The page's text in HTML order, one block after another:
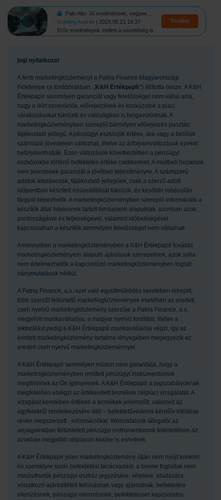
Palo Alto: Jó eredmények, vegyes fogadtatás
Krahling András | 2025.05.21 16:37
Erős eredmények mellett a vezetőség is emelt a várakozásain
Tovább
jogi nyilatkozat
A fenti marketingközleményt a Patria Finance Magyarországi
Fióktelepe (a továbbiakban: „ K&H Értékpapír”) állította össze. A K&H
Értékpapír semmilyen garanciát vagy felelősséget nem vállal arra,
hogy a leírt szcenáriók, előrejelzések és kockázatok a piaci
várakozásokat tükrözik és valóságban is beigazolódnak. A
marketingközleményben szereplő bármilyen előrejelzés pusztán
tájékoztató jellegű. A pénzügyi eszközök értéke, ára vagy a belőlük
származó jövedelem változhat, illetve az árfolyamváltozások ezeket
befolyásolhatják. Ezen változások következtében a pénzügyi
eszközökbe történő befektetés értéke csökkenhet. A múltbeli hozamok
nem jelentenek garanciát a jövőbeli teljesítményre. A számszerű
adatok általánosak, tájékoztató jellegűek, csak a szerző adott
időpontban készített összeállítását tükrözik, és későbbi módosítás
tárgyát képezhetik. A marketingközleményben szereplő információk a
készítők által hitelesnek tartott forrásokon alapulnak, azonban azok
pontosságával és teljességével, valamint időbeliségével
kapcsolatban a készítők semmilyen felelősséget nem vállalnak.
Amennyiben a marketingközleményben a K&H Értékpapír további
marketingközleményein alapuló ajánlások szerepelnek, azok soha
nem értelmezhetők a kapcsolódó marketingközleményben foglalt
iránymutatások nélkül.
A Patria Finance, a.s.-szel való együttműködés keretében létrejött,
több szerzőt feltüntető marketingközlemények esetében az eredeti,
cseh nyelvű marketingközlemény szerzője a Patria Finance, a.s.
megjelölt munkavállalója, a magyar nyelvű fordítást, illetve a
lektorálást pedig a K&H Értékpapír munkavállalója végzi, így az
érintett marketingközlemény tartalma lényegében megegyezik az
eredeti cseh nyelvű marketingközleménnyel.
A K&H Értékpapír semmilyen módon nem garantálja, hogy a
marketingközleményben említett pénzügyi instrumentumok
megfelelnek az Ön igényeinek. A K&H Értékpapír a jogszabályoknak
megfelelően elvégzi az értékesített termékek célpiaci vizsgálatát. A
vizsgálat keretében értékeli a termékek jellemzőit, valamint az
ügyfelekről rendelkezésére álló – befektetővédelmi kérdőív kitöltése
révén megszerzett - információkat. Weboldalunk látogatói az
anyagainkban feltüntetett pénzügyi instrumentumok tekintetében az
azokban megjelölt célpiacon kívülre is eshetnek.
A K&H Értékpapír jelen marketingközlemény útján nem nyújt konkrét
és személyre szóló befektetési tanácsadást, a benne foglaltak nem
minősíthetők pénzügyi eszköz jegyzésére, vételére, eladására
vonatkozó ajánlattételi felhívásnak vagy ajánlatnak, befektetési
elemzésnek, pénzügyi elemzésnek, befektetéssel kapcsolatos